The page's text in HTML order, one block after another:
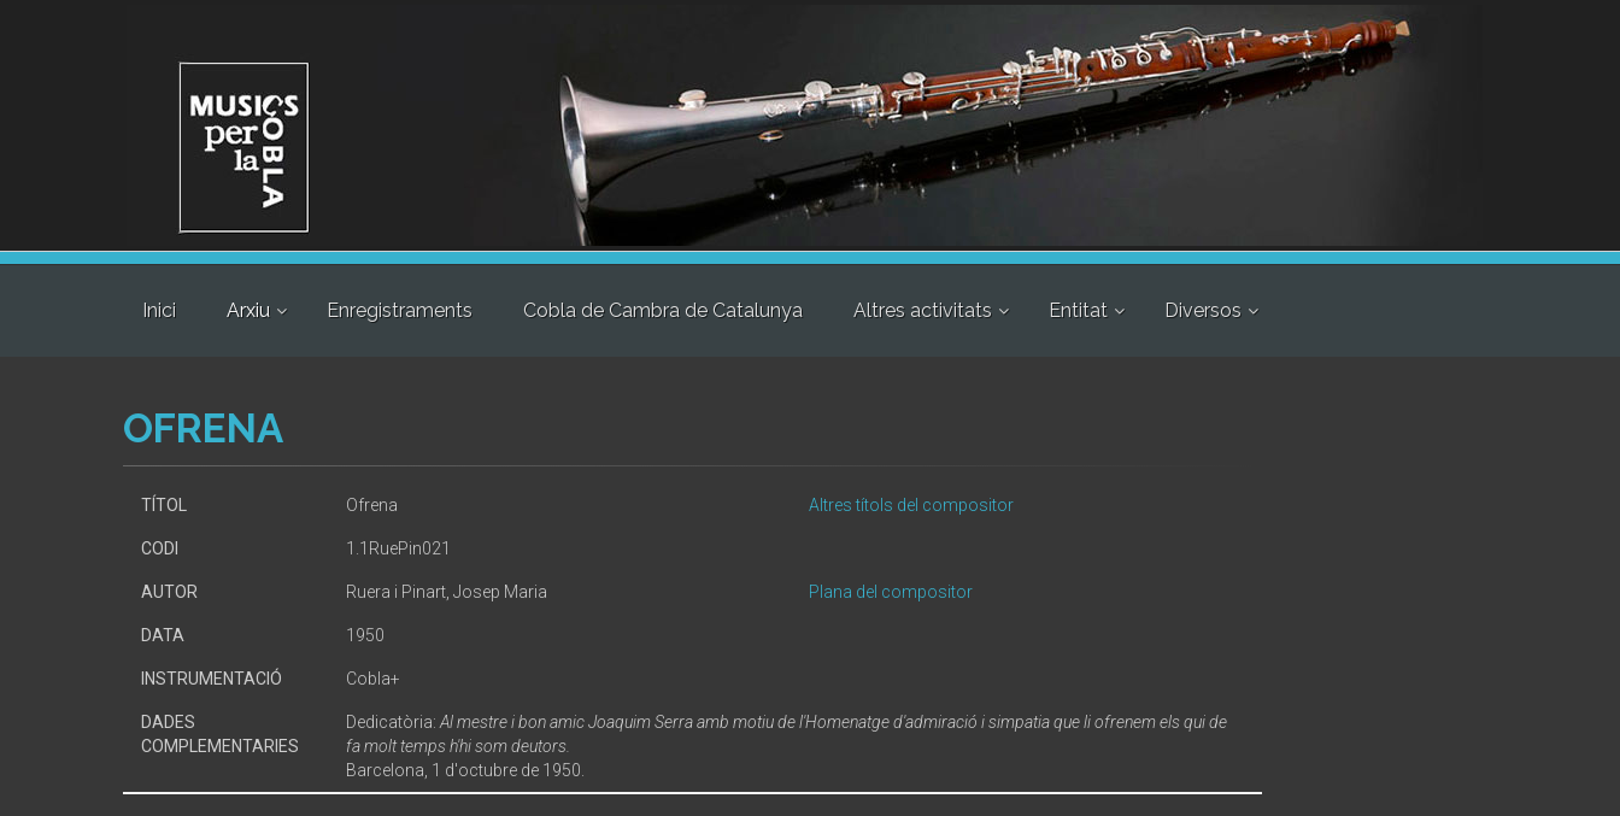
Inici Arxiu Enregistraments Cobla de Cambra de Catalunya Altres activitats Entitat Diversos
OFRENA
TÍTOL Ofrena Altres títols del compositor
CODI 1.1RuePin021
AUTOR Ruera i Pinart, Josep Maria Plana del compositor
DATA 1950
INSTRUMENTACIÓ Cobla+
DADES
COMPLEMENTARIES
Dedicatòria: Al mestre i bon amic Joaquim Serra amb motiu de l'Homenatge d'admiració i simpatia que li ofrenem els qui de
fa molt temps h'hi som deutors.
Barcelona, 1 d'octubre de 1950.